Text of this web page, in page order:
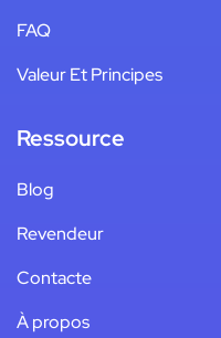
FAQ
Valeur Et Principes
Ressource
Blog
Revendeur
Contacte
À propos